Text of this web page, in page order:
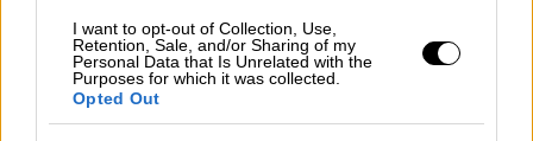
I want to opt-out of Collection, Use,
Retention, Sale, and/or Sharing of my
Personal Data that Is Unrelated with the
Purposes for which it was collected.
Opted Out
View this post on Instagram